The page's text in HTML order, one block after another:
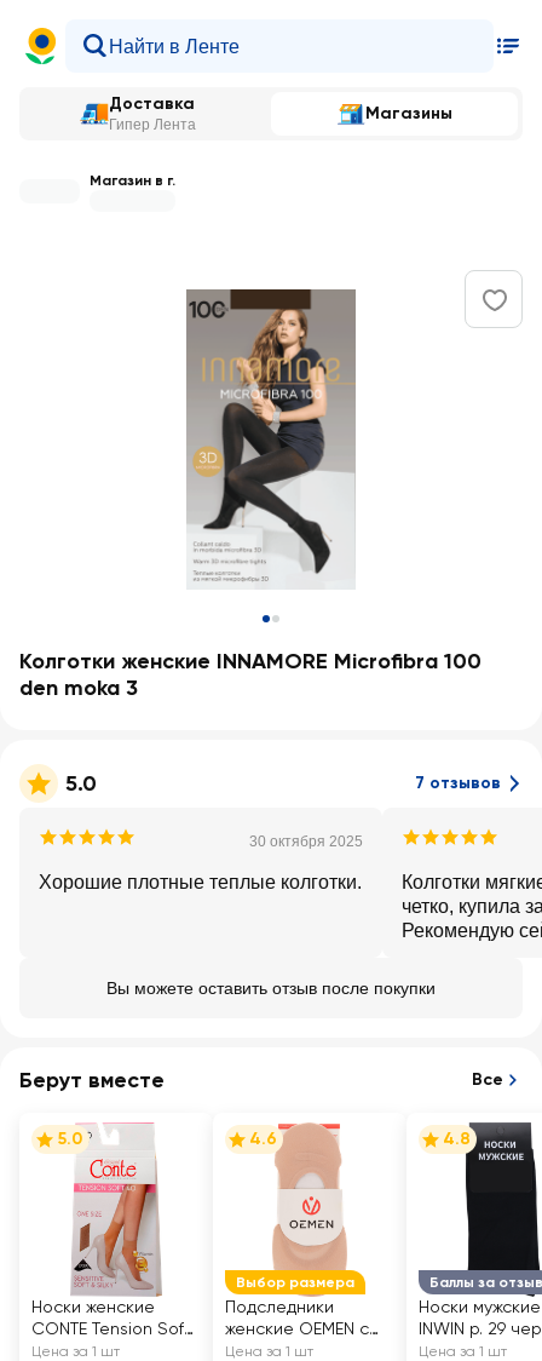
Доставка
Гипер Лента
Магазины
Магазин в г.
Колготки женские INNAMORE Microfibra 100
den moka 3
5.0 7 отзывов
30 октября 2025
Хорошие плотные теплые колготки.
Колготки
четко, купила
Рекомендую
Вы можете оставить отзыв после покупки
Берут вместе Все
5.0
Носки женские
CONTE Tension Soft
40 den, natural, Арт.
Цена за 1 шт
Выбор размера
4.6
Подследники
женские OEMEN с
силиконовой
Цена за 1 шт
Баллы за отзыв
4.8
Носки мужские
INWIN р. 29
Арт. BMS02-01
Цена за 1 шт